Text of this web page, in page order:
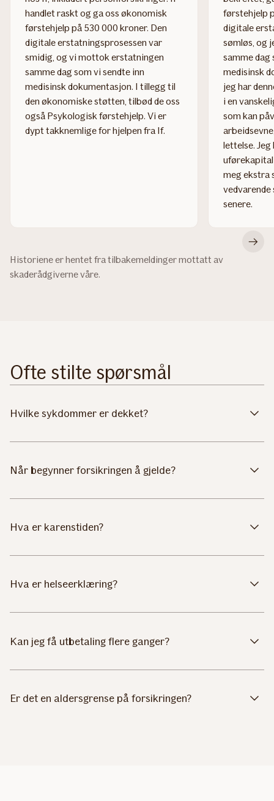
handlet raskt og ga oss økonomisk
førstehjelp på 530 000 kroner. Den
digitale erstatningsprosessen var
smidig, og vi mottok erstatningen
samme dag som vi sendte inn
medisinsk dokumentasjon. I tillegg til
den økonomiske støtten, tilbød de oss
også Psykologisk førstehjelp. Vi er
dypt takknemlige for hjelpen fra If.
førstehjelp
digitale
sømløs, og
samme dag
medisinsk
jeg har
i en
som kan
lettelse. Jeg
meg ekstra
vedvarende
senere.
about
Bla
Historiene er hentet fra tilbakemeldinger mottatt av
skaderådgiverne våre.
Ofte stilte spørsmål
Hvilke sykdommer er dekket?
Når begynner forsikringen å gjelde?
Hva er karenstiden?
Hva er helseerklæring?
Kan jeg få utbetaling flere ganger?
Er det en aldersgrense på forsikringen?